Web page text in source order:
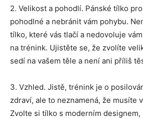
2. Velikost a pohodlí. Pánské tílko
pohodlné a nebránit vám pohybu.
tílko, které vás tlačí a nedovoluje
na trénink. Ujistěte se, že zvolíte
sedí na vašem těle a není ani příliš
3. Vzhled. Jistě, trénink je o
zdraví, ale to neznamená, že musíte
Zvolte si tílko s moderním